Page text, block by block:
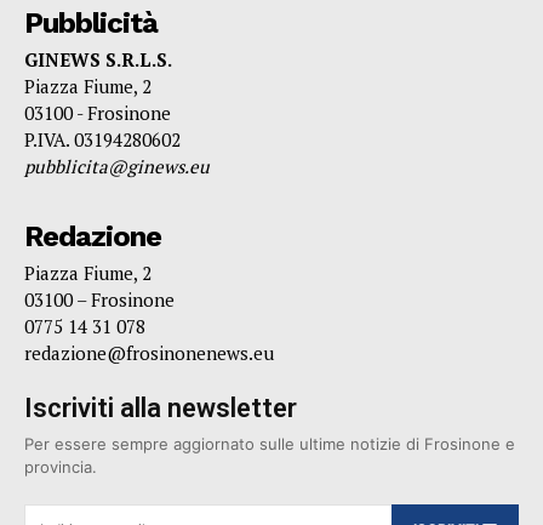
Pubblicità
GINEWS S.R.L.S.
Piazza Fiume, 2
03100 - Frosinone
P.IVA. 03194280602
pubblicita@ginews.eu
Redazione
Piazza Fiume, 2
03100 – Frosinone
0775 14 31 078
redazione@frosinonenews.eu
Iscriviti alla newsletter
Per essere sempre aggiornato sulle ultime notizie di Frosinone e
provincia.